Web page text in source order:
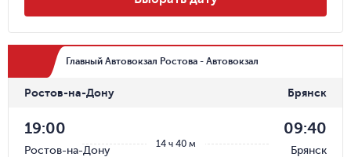
Главный Автовокзал Ростова - Автовокзал
Ростов-на-Дону Брянск
14 ч 40 м
19:00
Ростов-на-Дону
09:40
Брянск